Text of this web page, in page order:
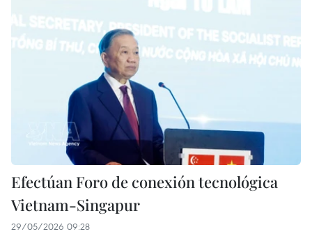
Efectúan Foro de conexión tecnológica
Vietnam-Singapur
29/05/2026 09:28